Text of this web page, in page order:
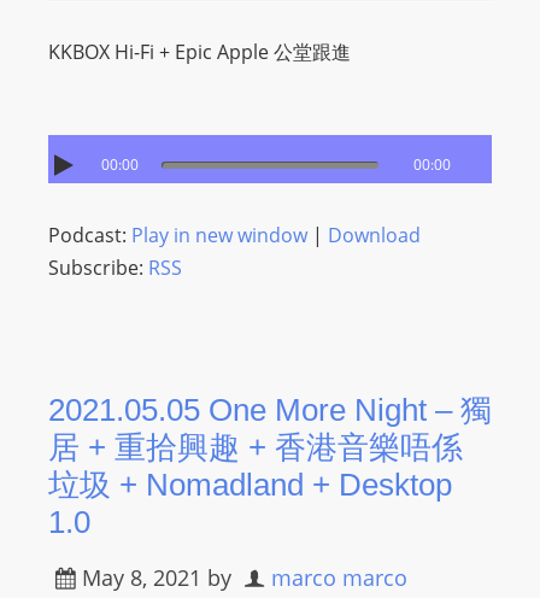
KKBOX Hi-Fi + Epic Apple 公堂跟進
00:00 00:00
Podcast: Play in new window| Download
Subscribe: RSS
2021.05.05 One More Night – 獨
居 + 重拾興趣 + 香港音樂唔係
垃圾 + Nomadland + Desktop
1.0
May 8, 2021 by
marco marco